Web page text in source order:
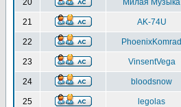
20 Милая Музыка
21 AK-74U
22 PhoenixKomrad
23 VinsentVega
24 bloodsnow
25 legolas